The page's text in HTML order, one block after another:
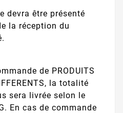
devra être présenté
la réception du
de PRODUITS
la totalité
sera livrée selon le
En cas de commande